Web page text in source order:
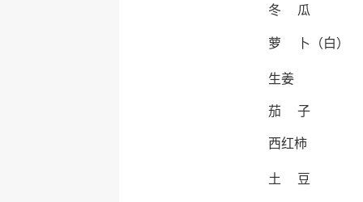
冬 瓜
萝 卜（白）
生姜
茄 子
西红柿
土 豆